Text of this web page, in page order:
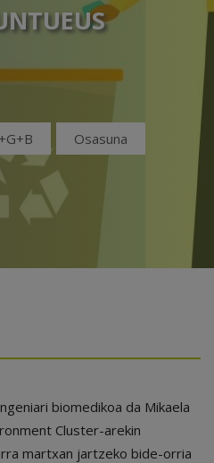
Osasuna
biomedikoa da Mikaela
Cluster-arekin
martxan jartzeko bide-orria